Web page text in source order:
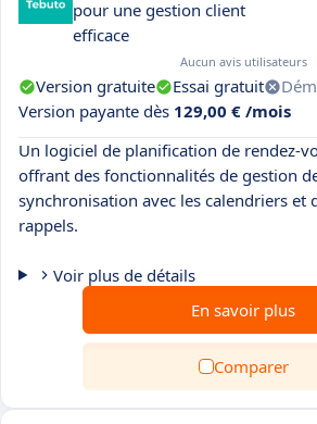
pour une gestion client
efficace
Aucun avis utilisateurs
Version gratuite Essai gratuit
Version payante dès 129,00 € /mois
Un logiciel de planification de rendez-
offrant des fonctionnalités de gestion
synchronisation avec les calendriers et
rappels.
Voir plus de détails
En savoir plus
Comparer